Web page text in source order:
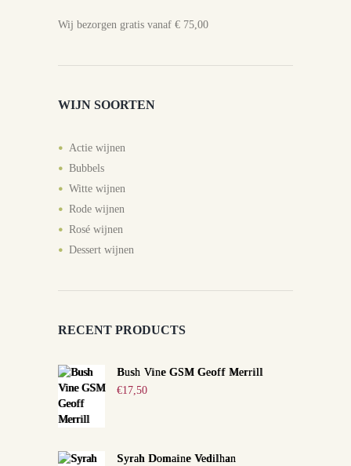
Wij bezorgen gratis vanaf € 75,00
WIJN SOORTEN
Actie wijnen
Bubbels
Witte wijnen
Rode wijnen
Rosé wijnen
Dessert wijnen
RECENT PRODUCTS
Bush Vine GSM Geoff Merrill
€17,50
Syrah Domaine Vedilhan